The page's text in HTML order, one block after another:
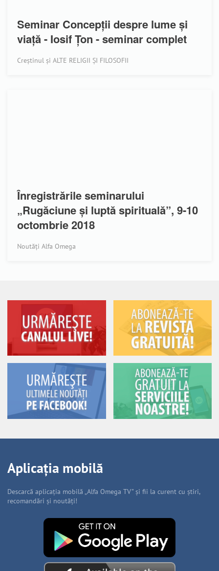
Seminar Concepții despre lume și
viață - Iosif Țon - seminar complet
Creștinul și ALTE RELIGII ȘI FILOSOFII
Înregistrările seminarului
„Rugăciune și luptă spirituală”, 9-10
octombrie 2018
Noutăți Alfa Omega
Aplicația mobilă
Descarcă aplicația mobilă „Alfa Omega TV” și fii la curent cu știri,
recomandări și noutăți!